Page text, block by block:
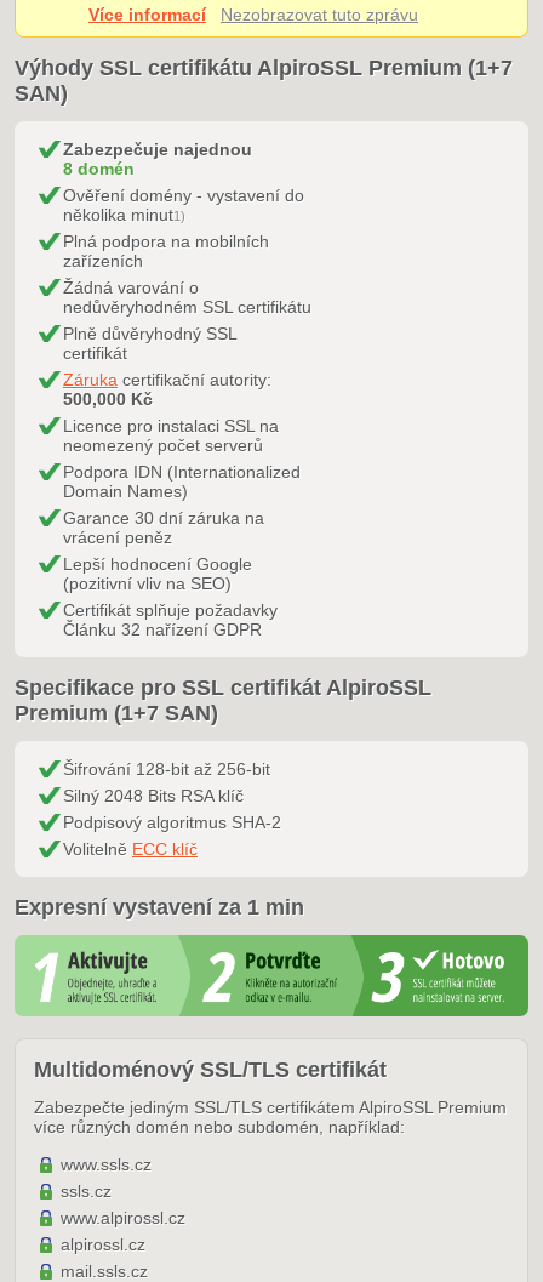
Více informací
Nezobrazovat tuto zprávu
Výhody SSL certifikátu AlpiroSSL Premium (1+7
SAN)
Zabezpečuje najednou
8 domén
Ověření domény - vystavení do
několika minut1)
Plná podpora na mobilních
zařízeních
Žádná varování o
nedůvěryhodném SSL certifikátu
Plně důvěryhodný SSL
certifikát
Záruka certifikační autority:
500,000 Kč
Licence pro instalaci SSL na
neomezený počet serverů
Podpora IDN (Internationalized
Domain Names)
Garance 30 dní záruka na
vrácení peněz
Lepší hodnocení Google
(pozitivní vliv na SEO)
Certifikát splňuje požadavky
Článku 32 nařízení GDPR
Specifikace pro SSL certifikát AlpiroSSL
Premium (1+7 SAN)
Šifrování 128-bit až 256-bit
Silný 2048 Bits RSA klíč
Podpisový algoritmus SHA-2
Volitelně ECC klíč
Expresní vystavení za 1 min
Multidoménový SSL/TLS certifikát
Zabezpečte jediným SSL/TLS certifikátem AlpiroSSL Premium
více různých domén nebo subdomén, například:
www.ssls.cz
ssls.cz
www.alpirossl.cz
alpirossl.cz
mail.ssls.cz